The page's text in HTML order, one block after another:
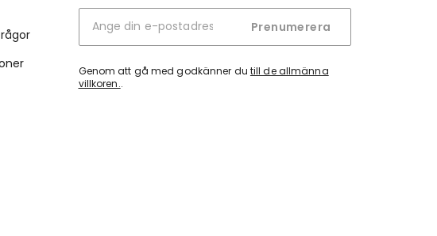
Prenumerera
Genom att gå med godkänner du till de allmänna
villkoren..